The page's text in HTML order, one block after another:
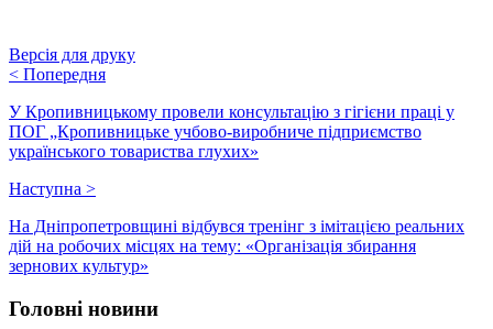
Версія для друку
< Попередня
У Кропивницькому провели консультацію з гігієни праці у
ПОГ „Кропивницьке учбово-виробниче підприємство
українського товариства глухих»
Наступна >
На Дніпропетровщині відбувся тренінг з імітацією реальних
дій на робочих місцях на тему: «Організація збирання
зернових культур»
Головні новини